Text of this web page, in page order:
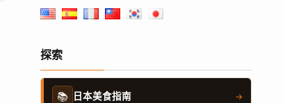
探索
📚 日本美食指南 →